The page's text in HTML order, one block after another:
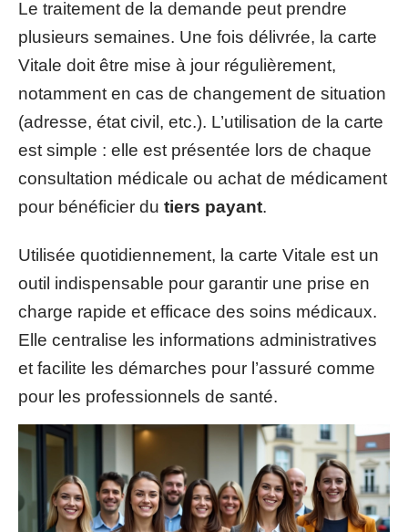
Le traitement de la demande peut prendre
plusieurs semaines. Une fois délivrée, la carte
Vitale doit être mise à jour régulièrement,
notamment en cas de changement de situation
(adresse, état civil, etc.). L’utilisation de la carte
est simple : elle est présentée lors de chaque
consultation médicale ou achat de médicament
pour bénéficier du tiers payant.
Utilisée quotidiennement, la carte Vitale est un
outil indispensable pour garantir une prise en
charge rapide et efficace des soins médicaux.
Elle centralise les informations administratives
et facilite les démarches pour l’assuré comme
pour les professionnels de santé.